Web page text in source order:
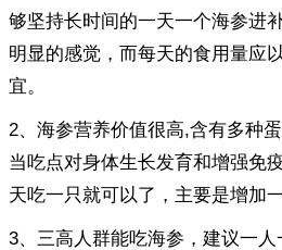
够坚持长时间的一天一个海参进
明显的感觉，而每天的食用量应
宜。
2、海参营养价值很高,含有多种
当吃点对身体生长发育和增强免
天吃一只就可以了，主要是增加
3、三高人群能吃海参，建议一人